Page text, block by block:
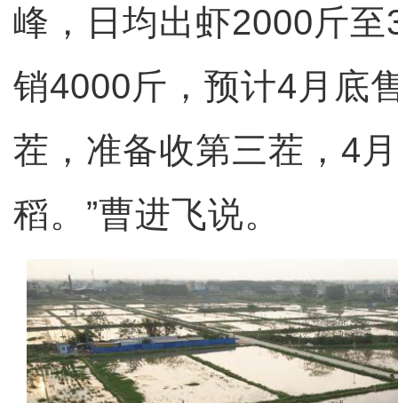
峰，日均出虾2000斤
销4000斤，预计4月底
茬，准备收第三茬，4
稻。”曹进飞说。